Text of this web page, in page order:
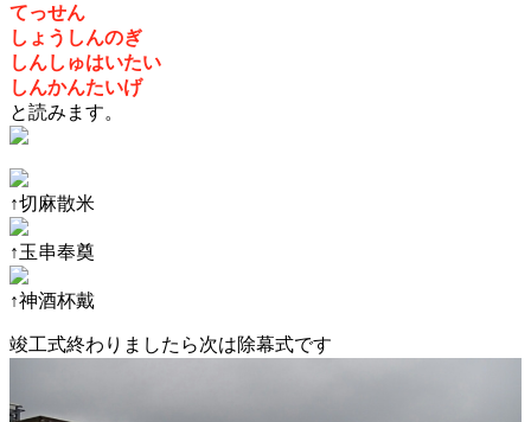
てっせん
しょうしんのぎ
しんしゅはいたい
しんかんたいげ
と読みます。
↑切麻散米
↑玉串奉奠
↑神酒杯戴
竣工式終わりましたら次は除幕式です